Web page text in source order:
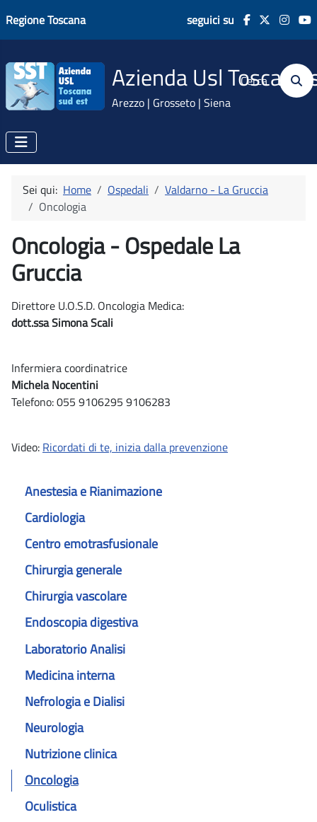
Regione Toscana seguici su
Azienda Usl Toscana
Arezzo | Grosseto | Siena
Cerca
Anestesia e Rianimazione
Cardiologia
Centro emotrasfusionale
Chirurgia generale
Chirurgia vascolare
Endoscopia digestiva
Laboratorio Analisi
Medicina interna
Nefrologia e Dialisi
Neurologia
Nutrizione clinica
Oncologia
Oculistica
Sei qui: Home Ospedali
Valdarno - La Gruccia
Oncologia
Oncologia - Ospedale La
Gruccia
Direttore U.O.S.D. Oncologia Medica:
dott.ssa Simona Scali
Infermiera coordinatrice
Michela Nocentini
Telefono: 055 9106295 9106283
Video: Ricordati di te, inizia dalla prevenzione